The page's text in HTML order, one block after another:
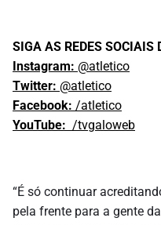
SIGA AS REDES SOCIAIS
Instagram: @atletico
Twitter: @atletico
Facebook: /atletico
YouTube: /tvgaloweb
“É só continuar
pela frente para a gente